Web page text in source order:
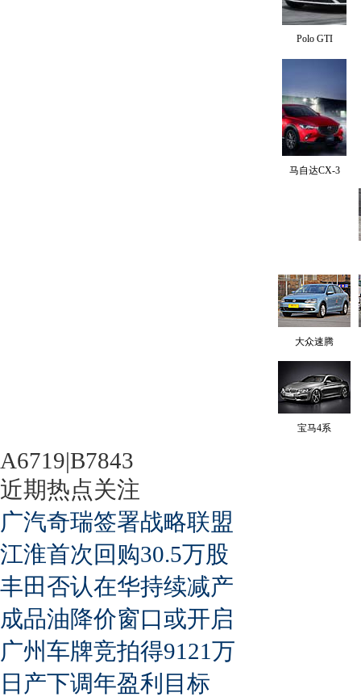
Polo GTI
马自达CX-3
大众速腾
宝马4系
A6719|B7843
近期热点关注
广汽奇瑞签署战略联盟
江淮首次回购30.5万股
丰田否认在华持续减产
成品油降价窗口或开启
广州车牌竞拍得9121万
日产下调年盈利目标